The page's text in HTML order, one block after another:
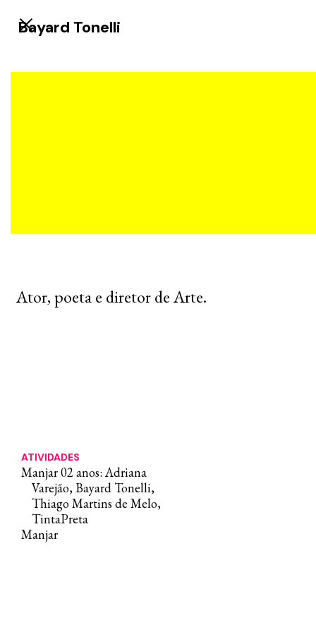
Bayard Tonelli
ATIVIDADES
Manjar 02 anos: Adriana
Varejão, Bayard Tonelli,
Thiago Martins de Melo,
TintaPreta
Manjar
Ator, poeta e diretor de Arte.